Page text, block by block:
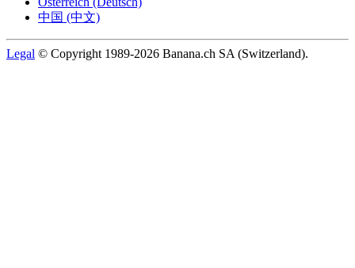
中国 (中文)
Legal © Copyright 1989-2026 Banana.ch SA (Switzerland).